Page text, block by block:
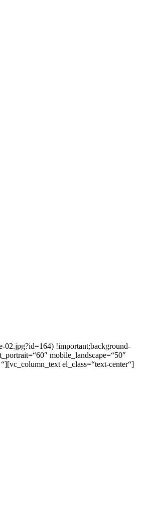
02.jpg?id=164) !important;background-
mobile_landscape=“50″
el_class=“text-center“]